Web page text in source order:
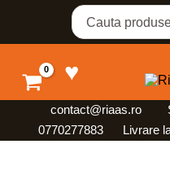
content
Search
for:
♥
contact@riaas.ro
0770277883 Livrare la